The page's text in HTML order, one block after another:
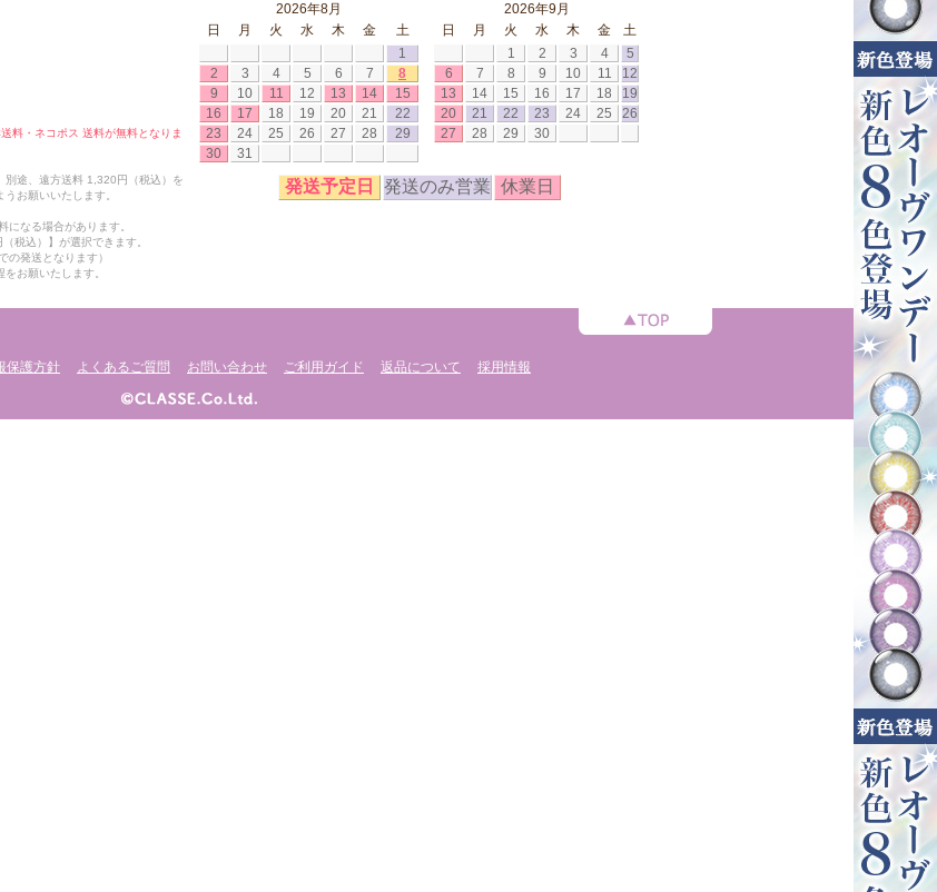
料・ネコポス 送料が無料となりま
途、遠方送料 1,320円（税込）を
お願いいたします。
なる場合があります。
税込）】が選択できます。
の発送となります）
お願いたします。
2026年8月
日
月 火 水 木 金
土
1
2
3 4 5 6 7
8
9
10 11 12 13 14
15
16
17 18 19 20 21
22
23
24 25 26 27 28
29
30
31
2026年9月
日
月 火 水 木 金
土
1
2 3 4
5
6
7 8 9 10 11
12
13
14 15 16 17 18
19
20
21 22 23 24 25
26
27
28 29 30
発送予定日 発送のみ営業 休業日
保護方針 よくあるご質問 お問い合わせ ご利用ガイド 返品について 採用情報